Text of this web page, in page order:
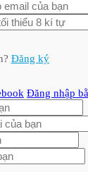
Đăng ký
Đăng nhập